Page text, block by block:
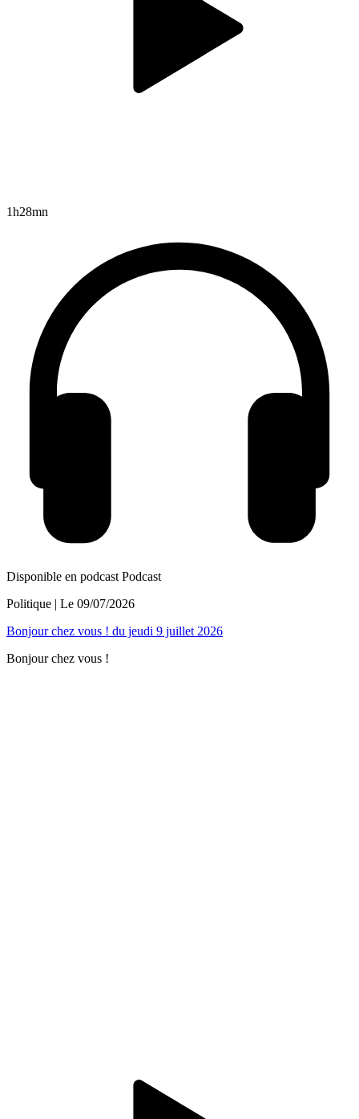
1h28mn
Disponible en podcast Podcast
Politique | Le 09/07/2026
Bonjour chez vous ! du jeudi 9 juillet 2026
Bonjour chez vous !